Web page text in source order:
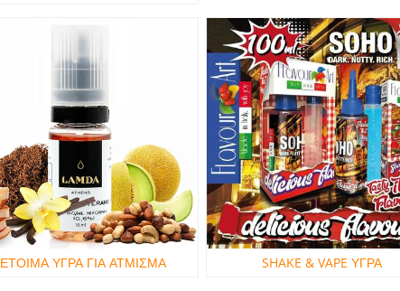
ΕΤΟΙΜΑ ΥΓΡΑ ΓΙΑ ΑΤΜΙΣΜΑ SHAKE & VAPE ΥΓΡΑ